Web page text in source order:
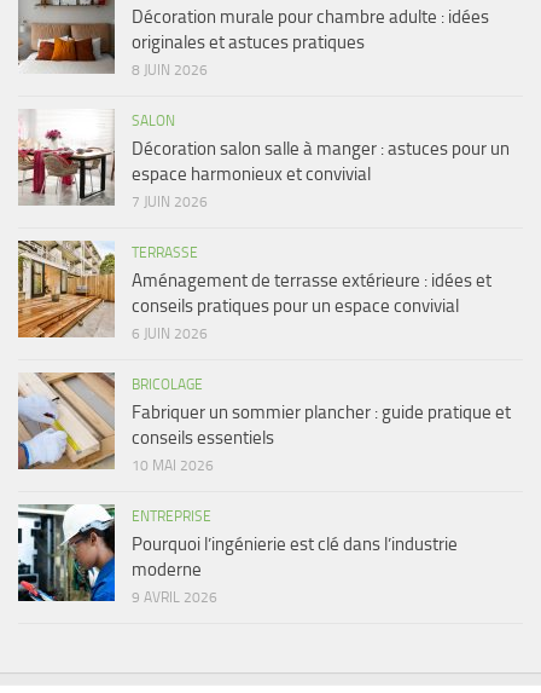
Décoration murale pour chambre adulte : idées
originales et astuces pratiques
8 JUIN 2026
SALON
Décoration salon salle à manger : astuces pour un
espace harmonieux et convivial
7 JUIN 2026
TERRASSE
Aménagement de terrasse extérieure : idées et
conseils pratiques pour un espace convivial
6 JUIN 2026
BRICOLAGE
Fabriquer un sommier plancher : guide pratique et
conseils essentiels
10 MAI 2026
ENTREPRISE
Pourquoi l’ingénierie est clé dans l’industrie
moderne
9 AVRIL 2026